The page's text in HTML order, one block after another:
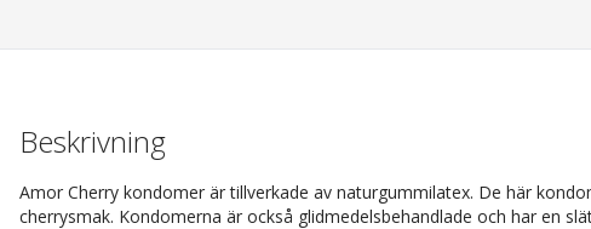
Beskrivning
Amor Cherry kondomer är tillverkade av naturgummilatex. De här
cherrysmak. Kondomerna är också glidmedelsbehandlade och har en